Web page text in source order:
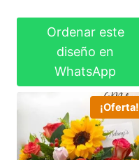
Ordenar este
diseño en
WhatsApp
¡Oferta!